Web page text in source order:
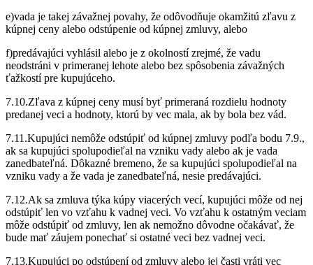
e)vada je takej závažnej povahy, že odôvodňuje okamžitú zľavu z
kúpnej ceny alebo odstúpenie od kúpnej zmluvy, alebo
f)predávajúci vyhlásil alebo je z okolností zrejmé, že vadu
neodstráni v primeranej lehote alebo bez spôsobenia závažných
ťažkostí pre kupujúceho.
7.10.Zľava z kúpnej ceny musí byť primeraná rozdielu hodnoty
predanej veci a hodnoty, ktorú by vec mala, ak by bola bez vád.
7.11.Kupujúci nemôže odstúpiť od kúpnej zmluvy podľa bodu 7.9.,
ak sa kupujúci spolupodieľal na vzniku vady alebo ak je vada
zanedbateľná. Dôkazné bremeno, že sa kupujúci spolupodieľal na
vzniku vady a že vada je zanedbateľná, nesie predávajúci.
7.12.Ak sa zmluva týka kúpy viacerých vecí, kupujúci môže od nej
odstúpiť len vo vzťahu k vadnej veci. Vo vzťahu k ostatným veciam
môže odstúpiť od zmluvy, len ak nemožno dôvodne očakávať, že
bude mať záujem ponechať si ostatné veci bez vadnej veci.
7.13.Kupujúci po odstúpení od zmluvy alebo jej časti vráti vec